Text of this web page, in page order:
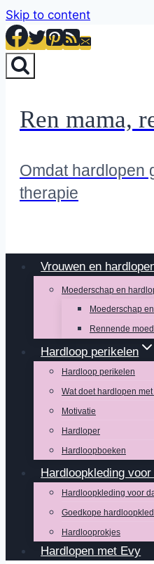
Skip to content
Ren mama,
Omdat hardlopen
therapie
Vrouwen en
Moederschap en
Moederschap
Rennende
Hardloop perikelen
Hardloop perikelen
Wat doet hardlopen
Motivatie
Hardloper
Hardloopboeken
Hardloopkleding voor
Hardloopkleding voor
Goedkope
Hardlooprokjes
Hardlopen met Evy